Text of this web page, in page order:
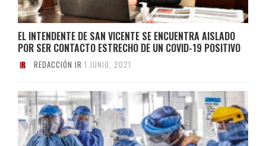
EL INTENDENTE DE SAN VICENTE SE ENCUENTRA AISLADO
POR SER CONTACTO ESTRECHO DE UN COVID-19 POSITIVO
REDACCIÓN IR 1 JUNIO, 2021